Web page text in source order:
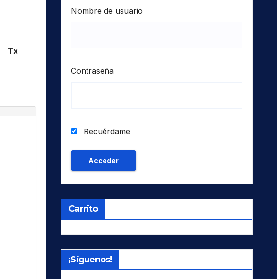
Tx
Nombre de usuario
Contraseña
Recuérdame
Carrito
¡Síguenos!